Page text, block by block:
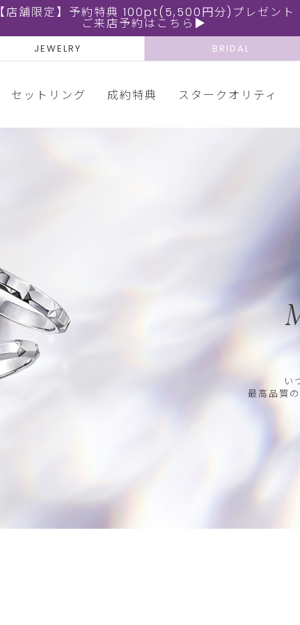
【店舗限定】予約特典 100pt(5,500円分)プレゼント
ご来店予約はこちら▶
JEWELRY BRIDAL
セットリング 成約特典 スタークオリティ
い
最高品質